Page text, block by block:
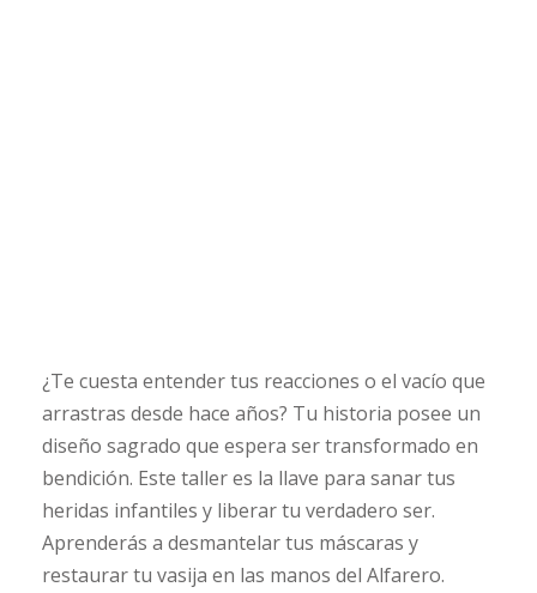
¿Te cuesta entender tus reacciones o el vacío que
arrastras desde hace años? Tu historia posee un
diseño sagrado que espera ser transformado en
bendición. Este taller es la llave para sanar tus
heridas infantiles y liberar tu verdadero ser.
Aprenderás a desmantelar tus máscaras y
restaurar tu vasija en las manos del Alfarero.